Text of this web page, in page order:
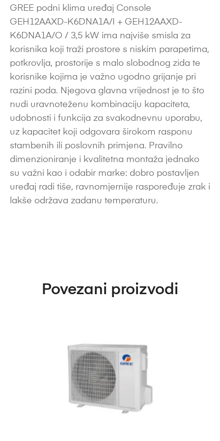
GREE podni klima uređaj Console
GEH12AAXD-K6DNA1A/I + GEH12AAXD-
K6DNA1A/O / 3,5 kW ima najviše smisla za
korisnika koji traži prostore s niskim parapetima,
potkrovlja, prostorije s malo slobodnog zida te
korisnike kojima je važno ugodno grijanje pri
razini poda. Njegova glavna vrijednost je to što
nudi uravnoteženu kombinaciju kapaciteta,
udobnosti i funkcija za svakodnevnu uporabu,
uz kapacitet koji odgovara širokom rasponu
stambenih ili poslovnih primjena. Pravilno
dimenzioniranje i kvalitetna montaža jednako
su važni kao i odabir marke: dobro postavljen
uređaj radi tiše, ravnomjernije raspoređuje zrak i
lakše održava zadanu temperaturu.
Povezani proizvodi